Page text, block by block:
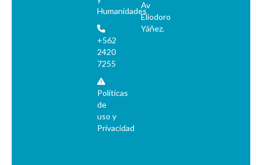
Humanidades
+562
2420
7255
Políticas
de
uso y
Privacidad
Av
Eliodoro
Yáñez.